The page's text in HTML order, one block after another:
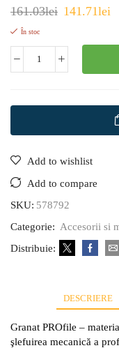
161.03lei 141.71lei
În stoc
Add to wishlist
Add to compare
SKU: 578792
Categorie: Accesorii si
Distribuie:
DESCRIERE
Granat PROfile –
şlefuirea mecanică a